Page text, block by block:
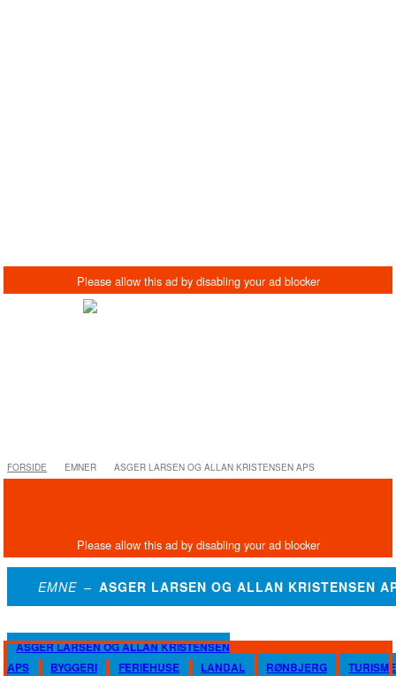
FORSIDE EMNER ASGER LARSEN OG ALLAN KRISTENSEN APS
EMNE – ASGER LARSEN OG ALLAN KRISTENSEN
ASGER LARSEN OG ALLAN KRISTENSEN
APS
BYGGERI FERIEHUSE LANDAL RØNBJERG TURISME